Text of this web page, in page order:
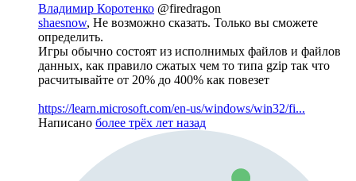
Владимир Коротенко @firedragon
shaesnow, Не возможно сказать. Только вы сможете
определить.
Игры обычно состоят из исполнимых файлов и файлов
данных, как правило сжатых чем то типа gzip так что
расчитывайте от 20% до 400% как повезет
https://learn.microsoft.com/en-us/windows/win32/fi...
Написано более трёх лет назад